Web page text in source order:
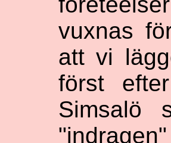
vuxnas
att vi
först
Simsalö